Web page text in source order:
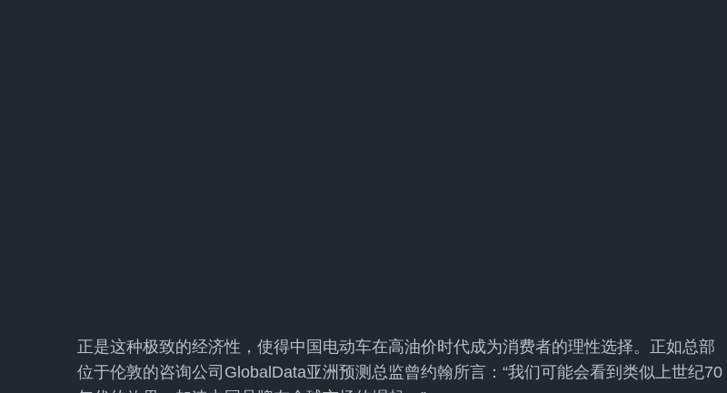
正是这种极致的经济性，使得中国电动车在高油价时代成为消费者的理性选择。正如总部
位于伦敦的咨询公司GlobalData亚洲预测总监曾约翰所言：“我们可能会看到类似上世纪70